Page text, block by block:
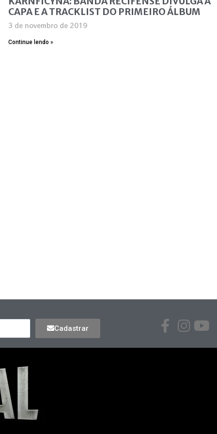
CAPA E A TRACKLIST DO PRIMEIRO ÁLBUM
3 de novembro de 2019
Continue lendo »
Cadastrar